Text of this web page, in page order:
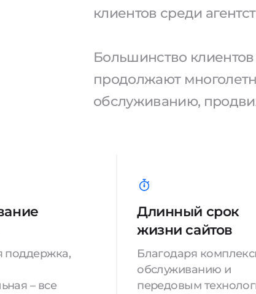
клиентов среди
Большинство клиентов
продолжают
обслуживанию,
поддержка,
– все
Длинный срок
жизни сайтов
Благодаря
обслуживанию и
передовым